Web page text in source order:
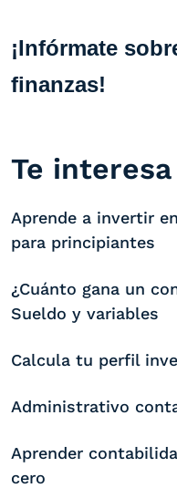
¡Infórmate
finanzas!
Te
Aprende a invertir
para principiantes
¿Cuánto gana un
Sueldo y variables
Calcula tu perfil
Administrativo
Aprender
cero